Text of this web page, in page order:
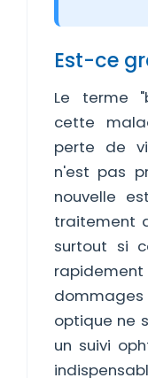
Est-ce
Le terme
cette
perte de
n'est pas
nouvelle
traitement
surtout si
optique ne
un suivi